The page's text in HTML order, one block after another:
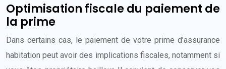
Optimisation fiscale du paiement de
la prime
Dans certains cas, le paiement de votre prime d’assurance
habitation peut avoir des implications fiscales, notamment si